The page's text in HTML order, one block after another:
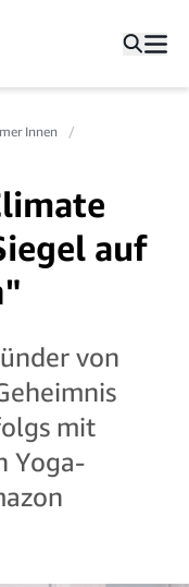
Innen
auf
von
mit
Yoga-